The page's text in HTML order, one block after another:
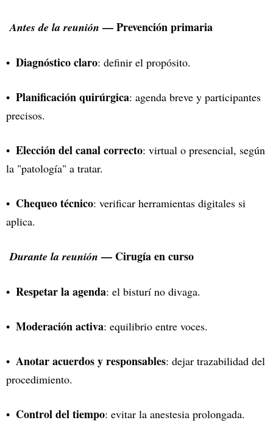
Antes de la reunión — Prevención primaria
Diagnóstico claro: definir el propósito.
Planificación quirúrgica: agenda breve y participantes
precisos.
Elección del canal correcto: virtual o presencial, según
la "patología" a tratar.
Chequeo técnico: verificar herramientas digitales si
aplica.
Durante la reunión — Cirugía en curso
Respetar la agenda: el bisturí no divaga.
Moderación activa: equilibrio entre voces.
Anotar acuerdos y responsables: dejar trazabilidad del
procedimiento.
Control del tiempo: evitar la anestesia prolongada.